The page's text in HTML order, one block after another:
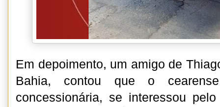
Em depoimento, um amigo de
Bahia, contou que o
concessionária, se interessou